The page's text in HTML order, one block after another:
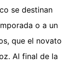
se destinan
o a un
que el novato
Al final de la